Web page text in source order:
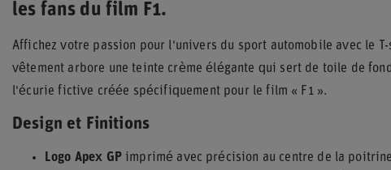
les fans du film F1.
Affichez votre passion pour l'univers du sport automobile avec le T-
vêtement arbore une teinte crème élégante qui sert de toile de
l'écurie fictive créée spécifiquement pour le film « F1 ».
Design et Finitions
Logo Apex GPimprimé avec précision au centre de la